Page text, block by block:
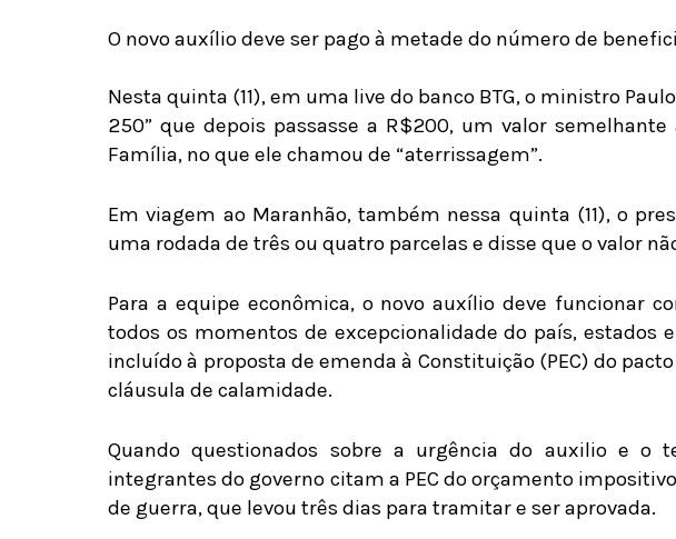
O novo auxílio deve ser pago à metade do número de
Nesta quinta (11), em uma live do banco BTG, o ministro
250” que depois passasse a R$200, um valor
Família, no que ele chamou de “aterrissagem”.
Em viagem ao Maranhão, também nessa quinta (11), o
uma rodada de três ou quatro parcelas e disse que o valor
Para a equipe econômica, o novo auxílio deve funcionar
todos os momentos de excepcionalidade do país, estados
incluído à proposta de emenda à Constituição (PEC) do
cláusula de calamidade.
Quando questionados sobre a urgência do auxilio e o
integrantes do governo citam a PEC do orçamento
de guerra, que levou três dias para tramitar e ser aprovada.